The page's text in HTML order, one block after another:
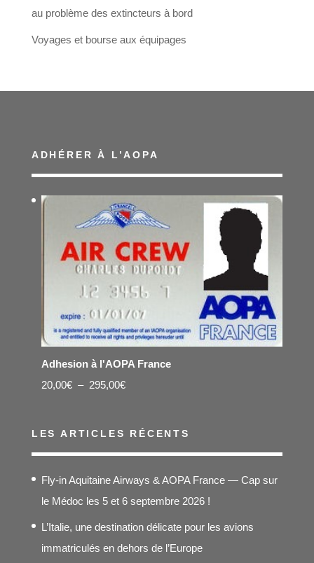
au problème des extincteurs à bord
Voyages et bourse aux équipages
ADHÉRER À L’AOPA
Adhesion à l'AOPA France
20,00€ – 295,00€Plage
prix :
295,00€
LES ARTICLES RÉCENTS
Fly-in Aquitaine Airways & AOPA France — Cap sur
le Médoc les 5 et 6 septembre 2026 !
L’Italie, une destination délicate pour les avions
immatriculés en dehors de l’Europe